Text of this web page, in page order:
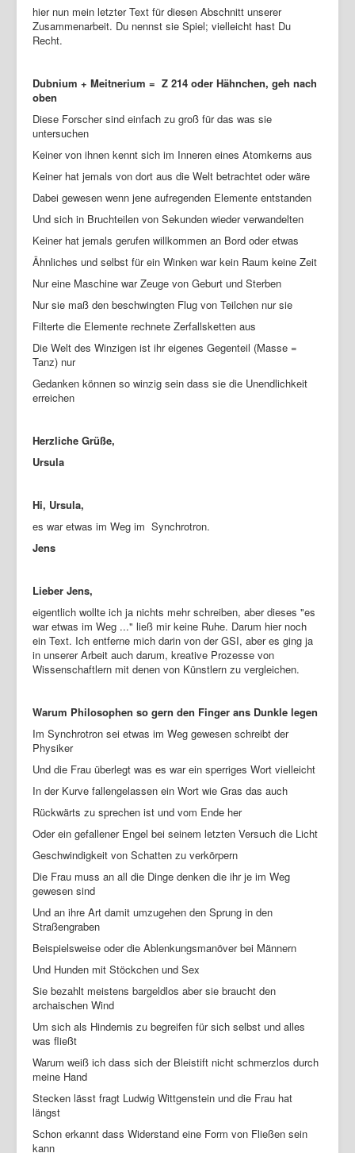
hier nun mein letzter Text für diesen Abschnitt unserer
Zusammenarbeit. Du nennst sie Spiel; vielleicht hast Du
Recht.
Dubnium + Meitnerium = Ζ 214 oder Hähnchen, geh nach
oben
Diese Forscher sind einfach zu groß für das was sie
untersuchen
Keiner von ihnen kennt sich im Inneren eines Atomkerns aus
Keiner hat jemals von dort aus die Welt betrachtet oder wäre
Dabei gewesen wenn jene aufregenden Elemente entstanden
Und sich in Bruchteilen von Sekunden wieder verwandelten
Keiner hat jemals gerufen willkommen an Bord oder etwas
Ähnliches und selbst für ein Winken war kein Raum keine Zeit
Nur eine Maschine war Zeuge von Geburt und Sterben
Nur sie maß den beschwingten Flug von Teilchen nur sie
Filterte die Elemente rechnete Zerfallsketten aus
Die Welt des Winzigen ist ihr eigenes Gegenteil (Masse =
Tanz) nur
Gedanken können so winzig sein dass sie die Unendlichkeit
erreichen
Herzliche Grüße,
Ursula
Hi, Ursula,
es war etwas im Weg im Synchrotron.
Jens
Lieber Jens,
eigentlich wollte ich ja nichts mehr schreiben, aber dieses "es
war etwas im Weg ..." ließ mir keine Ruhe. Darum hier noch
ein Text. Ich entferne mich darin von der GSI, aber es ging ja
in unserer Arbeit auch darum, kreative Prozesse von
Wissenschaftlern mit denen von Künstlern zu vergleichen.
Warum Philosophen so gern den Finger ans Dunkle legen
Im Synchrotron sei etwas im Weg gewesen schreibt der
Physiker
Und die Frau überlegt was es war ein sperriges Wort vielleicht
In der Kurve fallengelassen ein Wort wie Gras das auch
Rückwärts zu sprechen ist und vom Ende her
Oder ein gefallener Engel bei seinem letzten Versuch die Licht
Geschwindigkeit von Schatten zu verkörpern
Die Frau muss an all die Dinge denken die ihr je im Weg
gewesen sind
Und an ihre Art damit umzugehen den Sprung in den
Straßengraben
Beispielsweise oder die Ablenkungsmanöver bei Männern
Und Hunden mit Stöckchen und Sex
Sie bezahlt meistens bargeldlos aber sie braucht den
archaischen Wind
Um sich als Hindernis zu begreifen für sich selbst und alles
was fließt
Warum weiß ich dass sich der Bleistift nicht schmerzlos durch
meine Hand
Stecken lässt fragt Ludwig Wittgenstein und die Frau hat
längst
Schon erkannt dass Widerstand eine Form von Fließen sein
kann